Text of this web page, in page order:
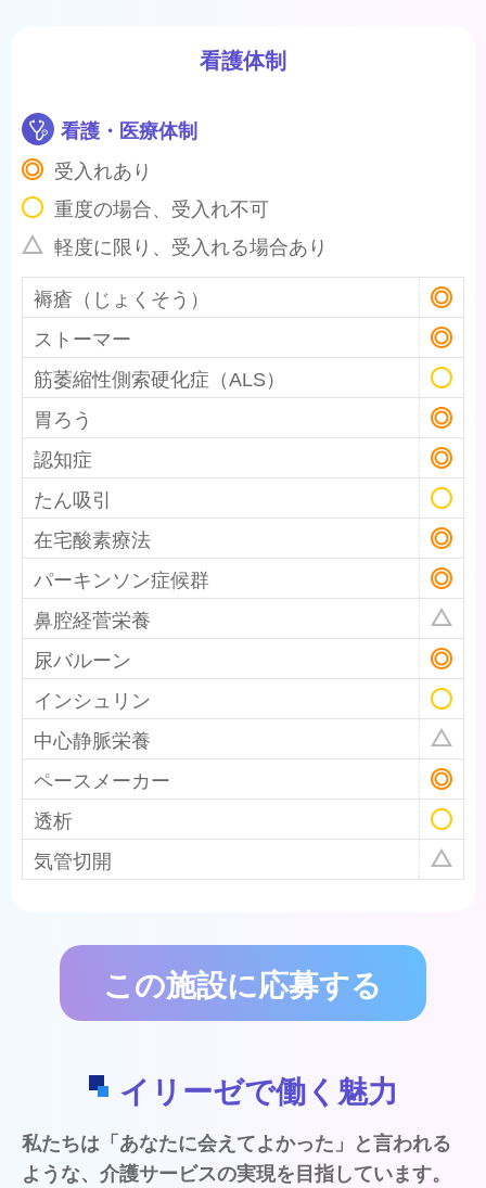
看護体制
看護・医療体制
受入れあり
重度の場合、受入れ不可
軽度に限り、受入れる場合あり
褥瘡（じょくそう）
ストーマー
筋萎縮性側索硬化症（ALS）
胃ろう
認知症
たん吸引
在宅酸素療法
パーキンソン症候群
鼻腔経菅栄養
尿バルーン
インシュリン
中心静脈栄養
ペースメーカー
透析
気管切開
この施設に応募する
イリーゼで働く魅力
私たちは「あなたに会えてよかった」と言われる
ような、介護サービスの実現を目指しています。